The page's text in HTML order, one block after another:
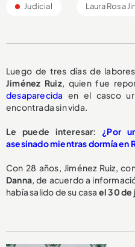
Judicial Laura Rosa
Luego de tres días de
Jiménez Ruiz, quien fue
desaparecida en el casco
encontrada sin vida.
Le puede interesar: ¿Por
asesinado mientras dormía en
Con 28 años, Jiménez Ruiz,
Danna, de acuerdo a
había salido de su casa el 30 de